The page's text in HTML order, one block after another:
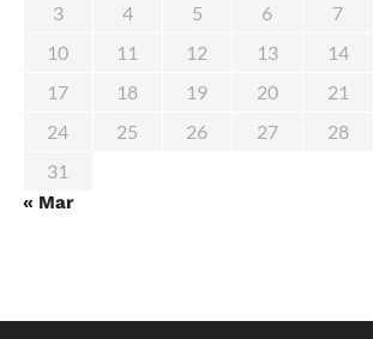
3
4 5 6 7
10
11 12 13 14
17
18 19 20 21
24
25 26 27 28
31
« Mar